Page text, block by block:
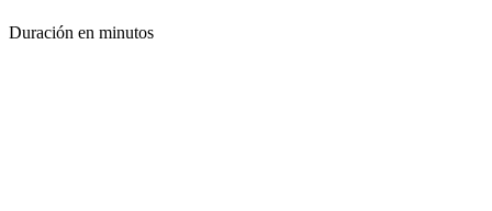
Duración en minutos